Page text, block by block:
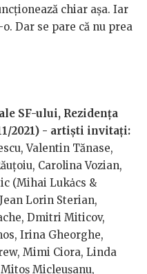
chiar așa. Iar
Dar se pare că nu prea
SF-ului, Rezidența
11/2021) - artiști invitați:
Valentin Tănase,
Carolina Vozian,
(Mihai Lukȧcs &
Lorin Sterian,
Dmitri Miticov,
Irina Gheorghe,
Mimi Ciora, Linda
Micleușanu,